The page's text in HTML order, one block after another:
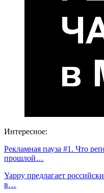
Интересное:
Рекламная пауза #1. Что
прошлой…
Yappy предлагает
в…